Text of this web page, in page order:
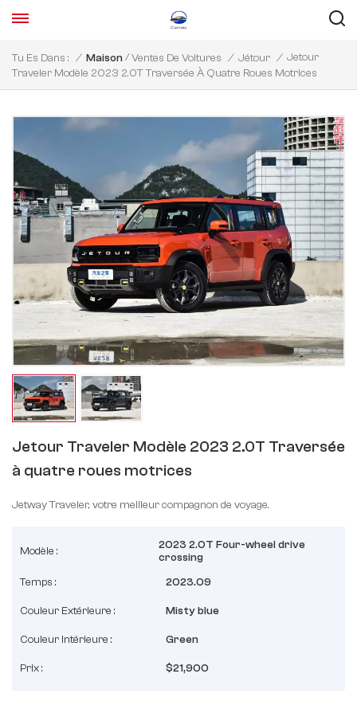
Tu Es Dans : / Maison/Ventes De Voitures / Jétour / Jetour
Traveler Modèle 2023 2.0T Traversée À Quatre Roues Motrices
Jetour Traveler Modèle 2023 2.0T Traversée
à quatre roues motrices
Jetway Traveler, votre meilleur compagnon de voyage.
Modèle :
2023 2.0T Four-wheel drive
crossing
Temps :
2023.09
Couleur Extérieure : Misty blue
Couleur Intérieure : Green
Prix : $21,900